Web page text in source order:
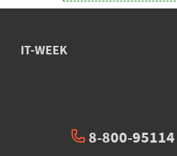
IT-WEEK
8-800-95114